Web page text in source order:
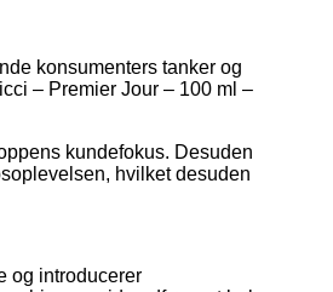
konsumenters tanker og
– Premier Jour – 100 ml –
kundefokus. Desuden
hvilket desuden
og introducerer